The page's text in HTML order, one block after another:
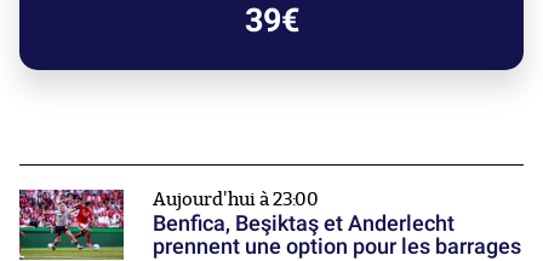
39€
Aujourd'hui à 23:00
Benfica, Beşiktaş et Anderlecht
prennent une option pour les barrages